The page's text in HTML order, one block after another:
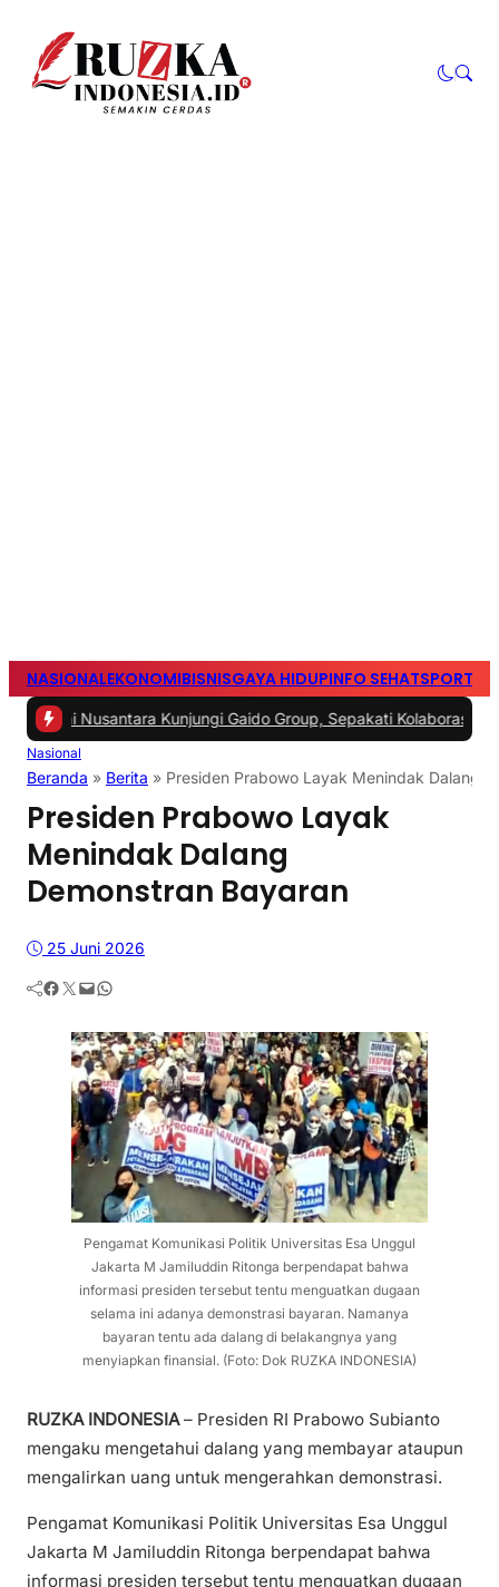
NASIONALEKONOMIBISNISGAYA HIDUPINFO SEHATSPORTS
Nusantara Kunjungi Gaido Group, Sepakati Kolaborasi
Nasional
Beranda » Berita » Presiden Prabowo Layak Menindak Dalang
Presiden Prabowo Layak
Menindak Dalang
Demonstran Bayaran
25 Juni 2026
Facebook Twitter Mail WhatsApp
Pengamat Komunikasi Politik Universitas Esa Unggul
Jakarta M Jamiluddin Ritonga berpendapat bahwa
informasi presiden tersebut tentu menguatkan dugaan
selama ini adanya demonstrasi bayaran. Namanya
bayaran tentu ada dalang di belakangnya yang
menyiapkan finansial. (Foto: Dok RUZKA INDONESIA)
RUZKA INDONESIA– Presiden RI Prabowo Subianto
mengaku mengetahui dalang yang membayar ataupun
mengalirkan uang untuk mengerahkan demonstrasi.
Pengamat Komunikasi Politik Universitas Esa Unggul
Jakarta M Jamiluddin Ritonga berpendapat bahwa
informasi presiden tersebut tentu menguatkan dugaan